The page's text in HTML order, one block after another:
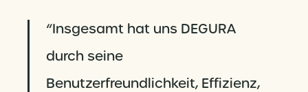
“Insgesamt hat uns DEGURA
durch seine
Benutzerfreundlichkeit, Effizienz,